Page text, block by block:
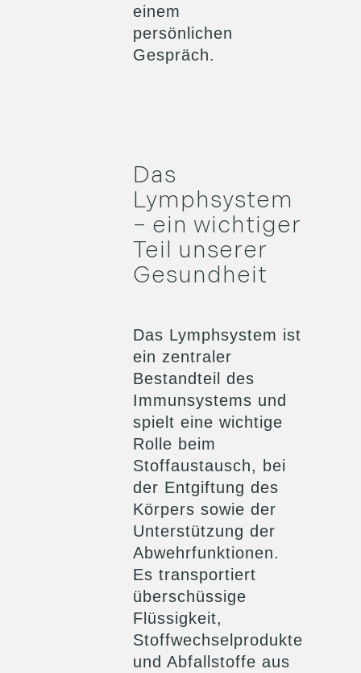
einem
persönlichen
Gespräch.
Das
Lymphsystem
– ein wichtiger
Teil unserer
Gesundheit
Das Lymphsystem ist
ein zentraler
Bestandteil des
Immunsystems und
spielt eine wichtige
Rolle beim
Stoffaustausch, bei
der Entgiftung des
Körpers sowie der
Unterstützung der
Abwehrfunktionen.
Es transportiert
überschüssige
Flüssigkeit,
Stoffwechselprodukte
und Abfallstoffe aus